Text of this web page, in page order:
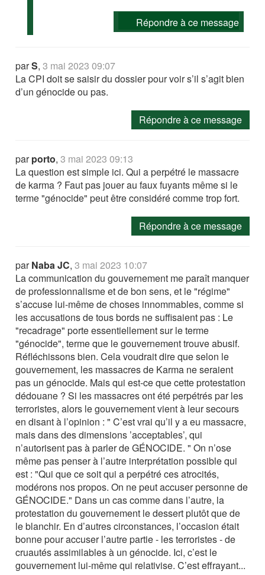
Répondre à ce message
parS,3 mai 2023 09:07
La CPI doit se saisir du dossier pour voir s’il s’agit bien
d’un génocide ou pas.
Répondre à ce message
parporto,3 mai 2023 09:13
La question est simple ici. Qui a perpétré le massacre
de karma ? Faut pas jouer au faux fuyants même si le
terme "génocide" peut être considéré comme trop fort.
Répondre à ce message
parNaba JC,3 mai 2023 10:07
La communication du gouvernement me paraît manquer
de professionnalisme et de bon sens, et le "régime"
s’accuse lui-même de choses innommables, comme si
les accusations de tous bords ne suffisaient pas : Le
"recadrage" porte essentiellement sur le terme
"génocide", terme que le gouvernement trouve abusif.
Réfléchissons bien. Cela voudrait dire que selon le
gouvernement, les massacres de Karma ne seraient
pas un génocide. Mais qui est-ce que cette protestation
dédouane ? Si les massacres ont été perpétrés par les
terroristes, alors le gouvernement vient à leur secours
en disant à l’opinion : " C’est vrai qu’il y a eu massacre,
mais dans des dimensions ’acceptables’, qui
n’autorisent pas à parler de GÉNOCIDE. " On n’ose
même pas penser à l’autre interprétation possible qui
est : "Qui que ce soit qui a perpétré ces atrocités,
modérons nos propos. On ne peut accuser personne de
GÉNOCIDE." Dans un cas comme dans l’autre, la
protestation du gouvernement le dessert plutôt que de
le blanchir. En d’autres circonstances, l’occasion était
bonne pour accuser l’autre partie - les terroristes - de
cruautés assimilables à un génocide. Ici, c’est le
gouvernement lui-même qui relativise. C’est effrayant...